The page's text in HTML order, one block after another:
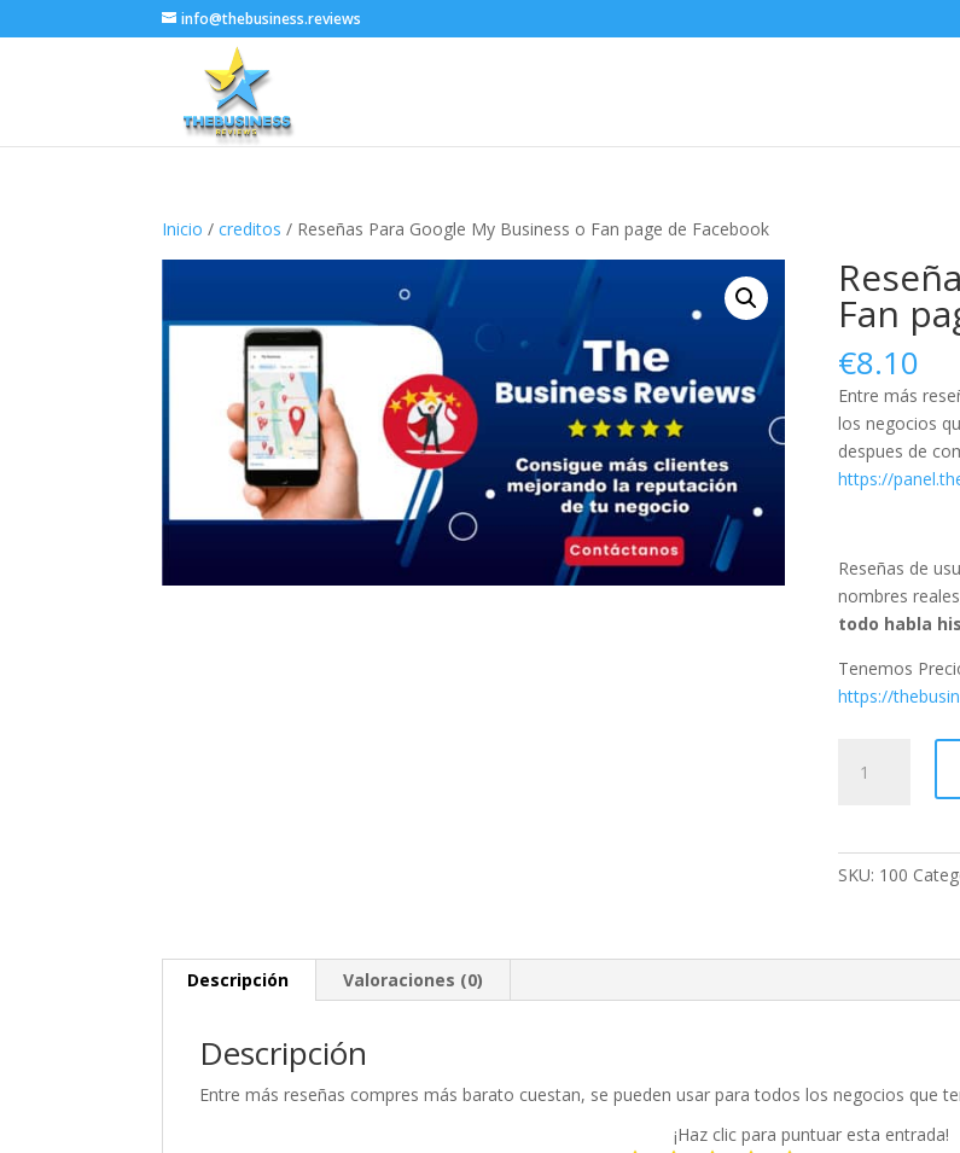
info@thebusiness.reviews
Inicio /creditos / Reseñas Para Google My Business o Fan page de Facebook
Fan
€8.10
Entre más
los negocios
despues de
https://
Reseñas de
nombres
todo habla
Tenemos
https://
Para
Facebook
SKU: 100
Descripción Valoraciones (0)
Descripción
Entre más reseñas compres más barato cuestan, se pueden usar para todos los negocios que
¡Haz clic para puntuar esta entrada!